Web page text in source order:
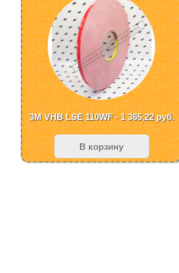
3M VHB LSE 110WF - 1 365,22руб.
В корзину